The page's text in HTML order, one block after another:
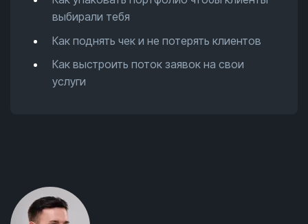
выбирали тебя
Как поднять чек и не потерять клиентов
Как выстроить поток заявок на свои
услуги